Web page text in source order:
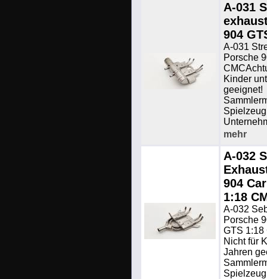
A-031
904
A-031
Porsche
Kinder
geeignet!
mehr
A-032
904
1:18
A-032
Porsche
GTS 1:18
Nicht für
Jahren